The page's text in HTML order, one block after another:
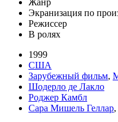
Экранизация по
Режиссер
В ролях
1999
США
Зарубежный фильм,
Шодерло де Лакло
Роджер Камбл
Сара Мишель Геллар,